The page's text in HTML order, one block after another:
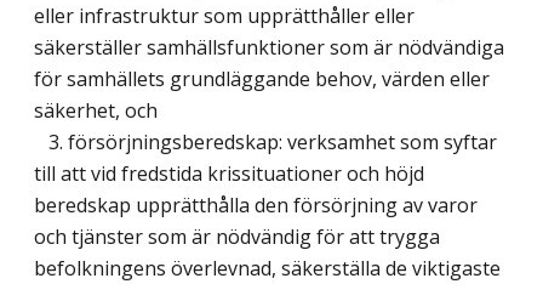
eller infrastruktur som upprätthåller eller
säkerställer samhällsfunktioner som är nödvändiga
för samhällets grundläggande behov, värden eller
säkerhet, och
3. försörjningsberedskap: verksamhet som syftar
till att vid fredstida krissituationer och höjd
beredskap upprätthålla den försörjning av varor
och tjänster som är nödvändig för att trygga
befolkningens överlevnad, säkerställa de viktigaste